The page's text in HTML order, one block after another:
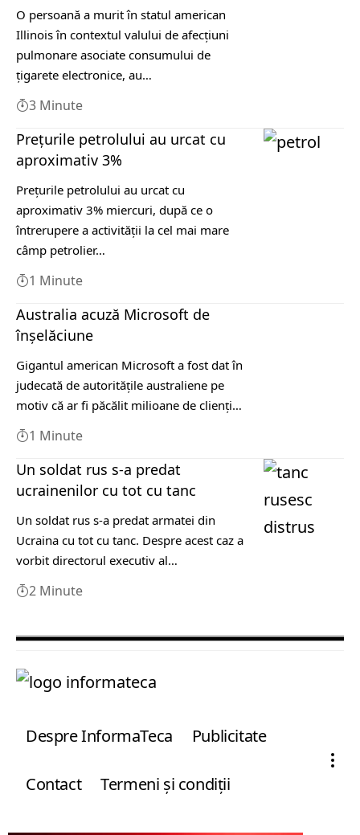
O persoană a murit în statul american
Illinois în contextul valului de afecțiuni
pulmonare asociate consumului de
țigarete electronice, au…
3 Minute
Preţurile petrolului au urcat cu
aproximativ 3%
Preţurile petrolului au urcat cu
aproximativ 3% miercuri, după ce o
întrerupere a activităţii la cel mai mare
câmp petrolier…
1 Minute
Australia acuză Microsoft de
înşelăciune
Gigantul american Microsoft a fost dat în
judecată de autorităţile australiene pe
motiv că ar fi păcălit milioane de clienţi…
1 Minute
Un soldat rus s-a predat
ucrainenilor cu tot cu tanc
Un soldat rus s-a predat armatei din
Ucraina cu tot cu tanc. Despre acest caz a
vorbit directorul executiv al…
2 Minute
Despre InformaTeca Publicitate
Contact Termeni şi condiţii